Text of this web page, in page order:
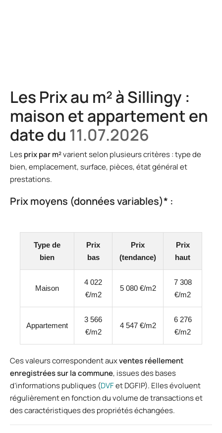
Les Prix au m² à Sillingy :
maison et appartement en
date du 11.07.2026
Lesprix par m²varient selon plusieurs critères : type de
bien, emplacement, surface, pièces, état général et
prestations.
Prix moyens (données variables)* :
Type de
bien
Prix
bas
Prix
(tendance)
Prix
haut
Maison
4 022
€/m2
5 080 €/m2
7 308
€/m2
Appartement
3 566
€/m2
4 547 €/m2
6 276
€/m2
Ces valeurs correspondent auxventes réellement
enregistrées sur la commune, issues des bases
d’informations publiques (DVFet DGFIP). Elles évoluent
régulièrement en fonction du volume de transactions et
des caractéristiques des propriétés échangées.